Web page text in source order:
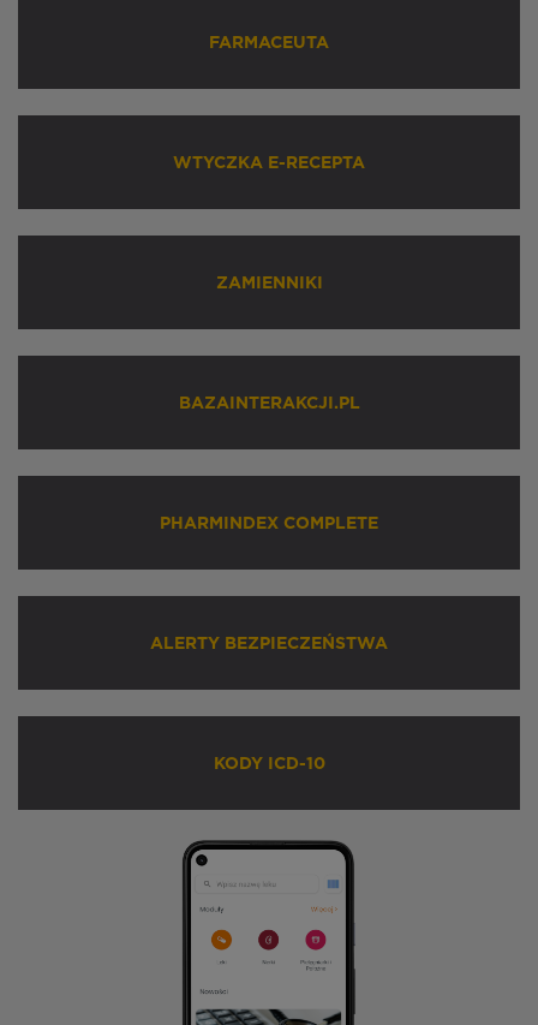
FARMACEUTA
WTYCZKA E-RECEPTA
ZAMIENNIKI
BAZAINTERAKCJI.PL
PHARMINDEX COMPLETE
ALERTY BEZPIECZEŃSTWA
KODY ICD-10